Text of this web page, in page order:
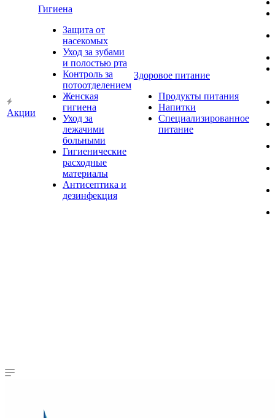
Акции
Гигиена
Защита от
насекомых
Уход за зубами
и полостью рта
Контроль за
потоотделением
Женская
гигиена
Уход за
лежачими
больными
Гигиенические
расходные
материалы
Антисептика и
дезинфекция
Здоровое питание
Продукты питания
Напитки
Специализированное
питание